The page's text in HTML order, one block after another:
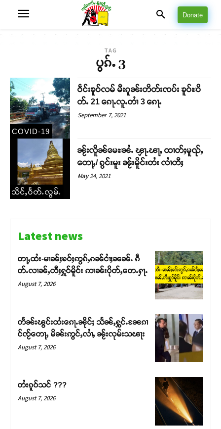
တႃႇႁႂ်ႈသဵင်ၵၢင်ၸႂ်ၵူၼ်းမိူင်း ၵူႈတီႈၵူႈလႅၼ်ပေႃးတေၸွ
တ်ႇ တူဝ်ႈလုမ်ႈၾႃႉၼၼ်ႉ ၶဝ်ႈႁူမ်ႈၵမ်ႉထႅမ် ၸုမ်းၶၢ
Donate
TAG
ပွၵ်ႉ 3
COVID-19
ဝဵင်းၶူဝ်လမ် မီးၵူၼ်းတိတ်းၸပ်း ၶူဝ်ႊဝိ
တ်ႉ 21 ၵေႃႉလူႉတၢႆ 3 ၵေႃႉ
September 7, 2021
သိင်ႇဝႅတ်ႉလွမ်ႉ
ၼႂ်းလိူၼ်မေႊၼႆႉ ၾႃႉၽႃႇ ထၢတ်ႈမူၺ်ႇ
တေႃႇ/ ၵွင်းမူး ၼႂ်းမိူင်းတႆး လၢႆတီႈ
May 24, 2021
Latest news
တႃႇထႆး-မၢၼ်ႈၶဝ်ႈဢွၵ်ႇၵၼ်ငၢႆႈၼၼ်ႉ ၵဵ
တ်ႉလၢၼ်ႇတီႈႁူဝ်မိူင်း ဢၢၼ်းပိုတ်ႇတေႉႁႃႉ
August 7, 2026
တႅၼ်းၽွင်းထႆးၵေႃႉၼိုင်ႈ သႅၼ်ႇႁွင်ႉၼႄၵၢ
င်ၸႂ်တေႃႇ မိၼ်းဢွင်ႇလၢႆႇ ၼႂ်းလုမ်းသၽႃး
August 7, 2026
တႆးၵူဝ်သင် ???
August 7, 2026